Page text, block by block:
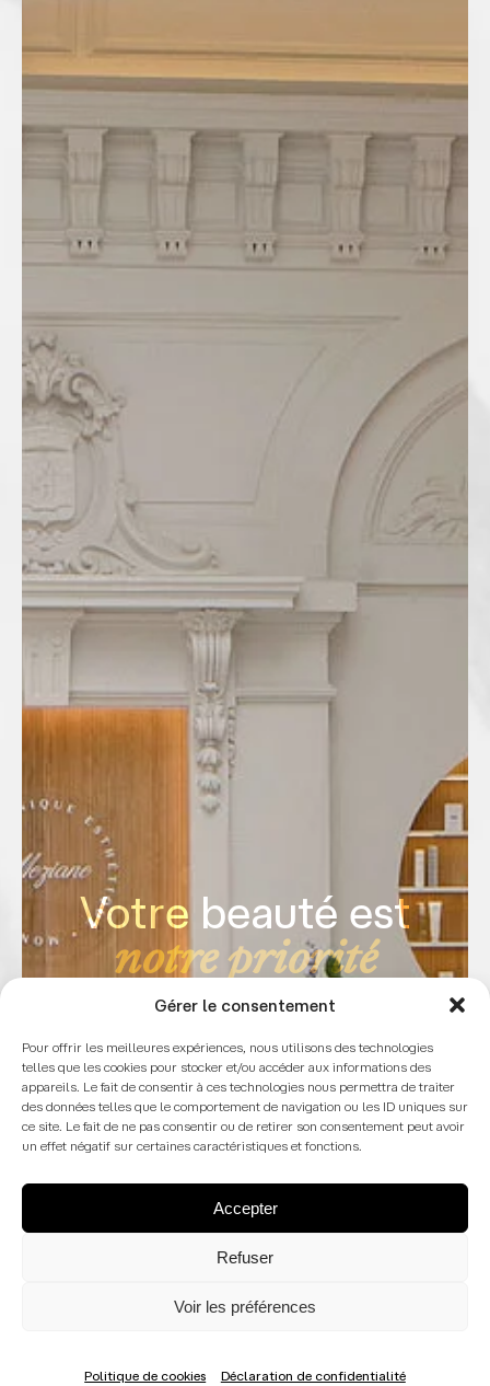
Gérer le consentement
Pour offrir les meilleures expériences, nous utilisons des technologies
telles que les cookies pour stocker et/ou accéder aux informations des
appareils. Le fait de consentir à ces technologies nous permettra de traiter
des données telles que le comportement de navigation ou les ID uniques sur
ce site. Le fait de ne pas consentir ou de retirer son consentement peut avoir
un effet négatif sur certaines caractéristiques et fonctions.
Accepter
Refuser
Voir les préférences
Politique de cookies Déclaration de confidentialité
Votre beauté est
notre priorité